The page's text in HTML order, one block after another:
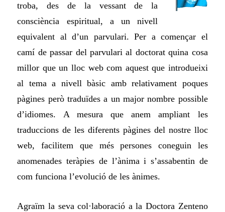
troba, des de la vessant de la
consciència espiritual, a un nivell
equivalent al d’un parvulari. Per a començar el
camí de passar del parvulari al doctorat quina cosa
millor que un lloc web com aquest que introdueixi
al tema a nivell bàsic amb relativament poques
pàgines però traduïdes a un major nombre possible
d’idiomes. A mesura que anem ampliant les
traduccions de les diferents pàgines del nostre lloc
web, facilitem que més persones coneguin les
anomenades teràpies de l’ànima i s’assabentin de
com funciona l’evolució de les ànimes.
Agraïm la seva col·laboració a la Doctora Zenteno